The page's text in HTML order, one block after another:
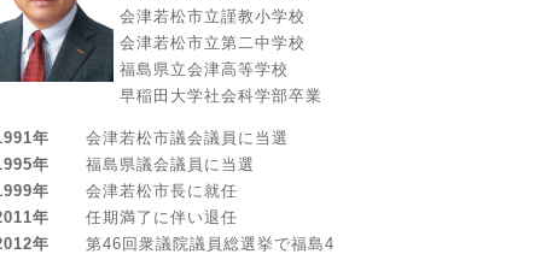
会津若松市立謹教小学校
会津若松市立第二中学校
福島県立会津高等学校
早稲田大学社会科学部卒業
年
会津若松市議会議員に当選
年
福島県議会議員に当選
年
会津若松市長に就任
年
任期満了に伴い退任
年
第46回衆議院議員総選挙で福島4